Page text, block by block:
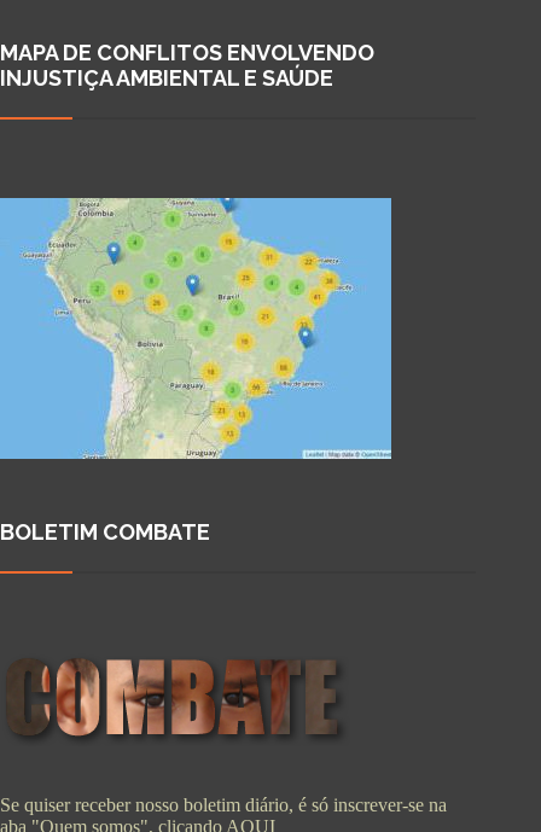
MAPA DE CONFLITOS ENVOLVENDO
INJUSTIÇA AMBIENTAL E SAÚDE
BOLETIM COMBATE
Se quiser receber nosso boletim diário, é só inscrever-se na
aba "Quem somos", clicando AQUI